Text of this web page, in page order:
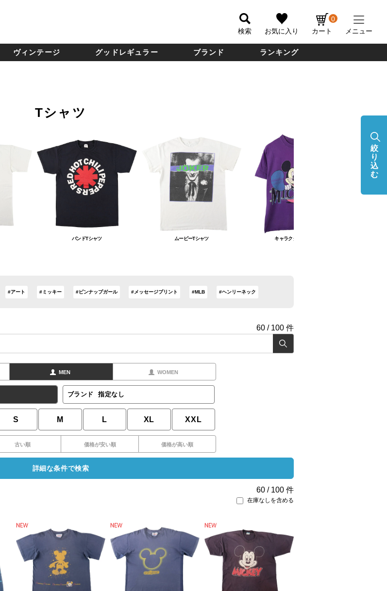
検索 お気に入り カート
0
メニュー
ヴィンテージ グッドレギュラー ブランド ランキング
Tシャツ
バンドTシャツ ムービーTシャツ キャラクターTシャツ
#アート #ミッキー #ピンナップガール #メッセージプリント #MLB #ヘンリーネック
60 / 100 件
MEN WOMEN
ブランド 指定なし
S M L XL XXL
古い順 価格が安い順 価格が高い順
詳細な条件で検索
60 / 100 件
在庫なしを含める
絞
り
込
む